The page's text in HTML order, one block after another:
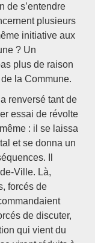
de s’entendre
plusieurs
initiative aux
? Un
plus de raison
la Commune.
renversé tant de
essai de révolte
: il se laissa
et se donna un
Il
Ville. Là,
forcés de
de discuter,
qui vient du